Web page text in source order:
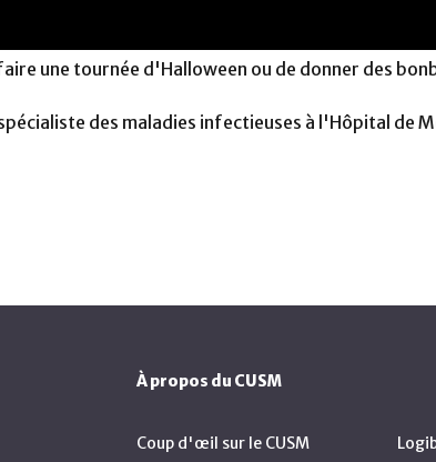
une tournée d'Halloween ou de donner des
des maladies infectieuses à l'Hôpital de
À propos du CUSM
Coup d'œil sur le CUSM